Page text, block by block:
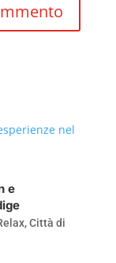
e
,Città di